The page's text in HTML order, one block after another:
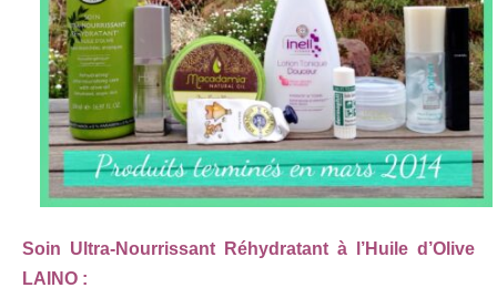
Soin Ultra-Nourrissant Réhydratant à l’Huile d’Olive
LAINO :